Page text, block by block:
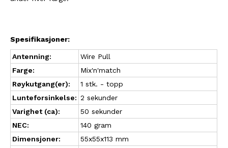
Spesifikasjoner:
Antenning:
Wire Pull
Farge:
Mix'n'match
Røykutgang(er):
1 stk. - topp
Lunteforsinkelse: 2 sekunder
Varighet (ca):
50 sekunder
NEC:
140 gram
Dimensjoner:
55x55x113 mm